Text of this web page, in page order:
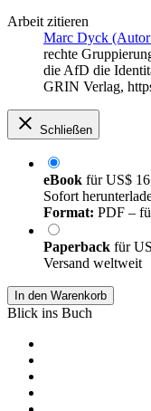
Arbeit zitieren
Marc Dyck
rechte
die AfD die
GRIN Verlag,
Schließen
eBook fürUS$
Sofort
Format: PDF –
Paperback für
Versand weltweit
In den Warenkorb
Blick ins Buch